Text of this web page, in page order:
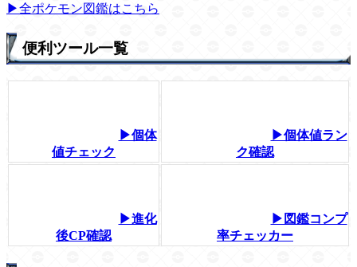
▶全ポケモン図鑑はこちら
便利ツール一覧
▶個体
値チェック
▶個体値ラン
ク確認
▶進化
後CP確認
▶図鑑コンプ
率チェッカー